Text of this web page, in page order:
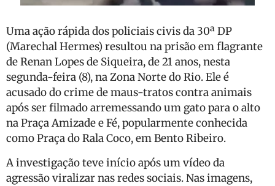
Uma ação rápida dos policiais civis da 30ª DP
(Marechal Hermes) resultou na prisão em flagrante
de Renan Lopes de Siqueira, de 21 anos, nesta
segunda-feira (8), na Zona Norte do Rio. Ele é
acusado do crime de maus-tratos contra animais
após ser filmado arremessando um gato para o alto
na Praça Amizade e Fé, popularmente conhecida
como Praça do Rala Coco, em Bento Ribeiro.
A investigação teve início após um vídeo da
agressão viralizar nas redes sociais. Nas imagens,